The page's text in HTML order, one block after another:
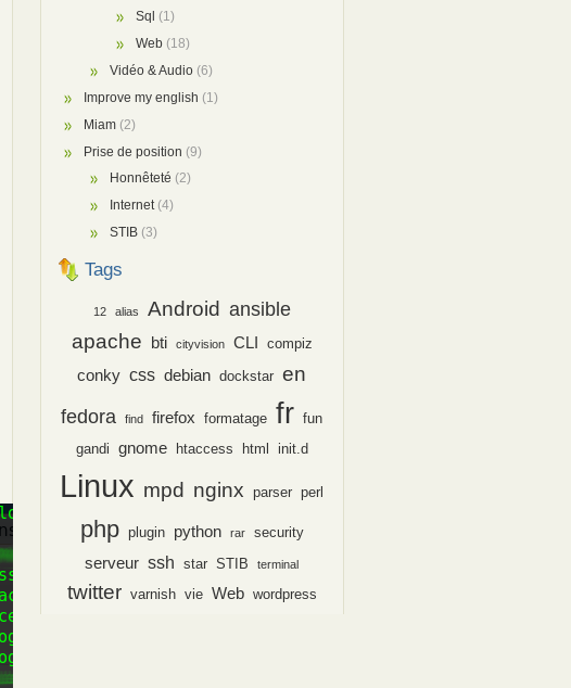
Sql (1)
Web (18)
Vidéo & Audio (6)
Improve my english (1)
Miam (2)
Prise de position (9)
Honnêteté (2)
Internet (4)
STIB (3)
Tags
12 alias Android ansible
apache bti cityvision CLI compiz
conky css debian dockstar en
fedora find firefox formatage fr fun
gandi gnome htaccess html init.d
Linux mpd nginx parser perl
php plugin python rar security
serveur ssh star STIB terminal
twitter varnish vie Web wordpress